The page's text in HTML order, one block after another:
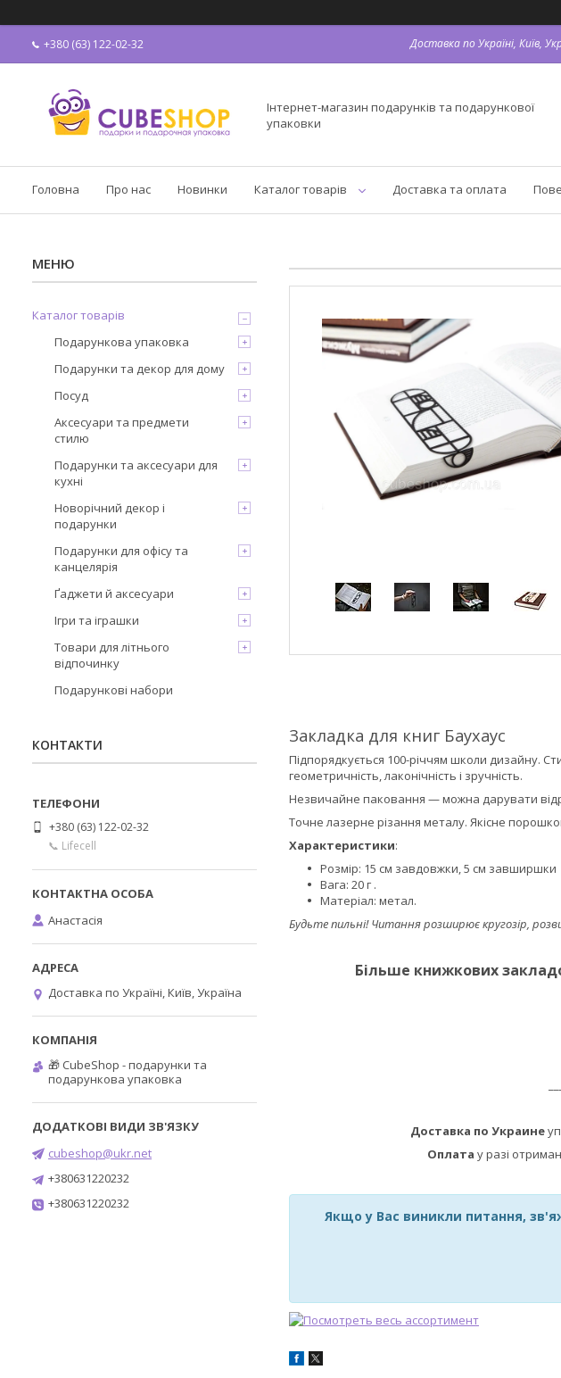
+380 (63) 122-02-32 Доставка по Україні, Київ,
Інтернет-магазин подарунків та подарункової
упаковки
Головна Про нас Новинки Каталог товарів Доставка та оплата
Закладка для книг Баухаус
Підпорядкується 100-річчям школи дизайну.
геометричність, лаконічність і зручність.
Незвичайне паковання — можна дарувати
Точне лазерне різання металу. Якісне
Характеристики:
Розмір: 15 см завдовжки, 5 см завширшки
Вага: 20 г .
Матеріал: метал.
Будьте пильні! Читання розширює кругозір,
Більше книжкових
Доставка по Украине
Оплата у разі
Якщо у Вас виникли питання,
Каталог товарів
Подарункова упаковка
Подарунки та декор для дому
Посуд
Аксесуари та предмети
стилю
Подарунки та аксесуари для
кухні
Новорічний декор і
подарунки
Подарунки для офісу та
канцелярія
Ґаджети й аксесуари
Ігри та іграшки
Товари для літнього
відпочинку
Подарункові набори
КОНТАКТИ
+380 (63) 122-02-32
📞 Lifecell
Анастасія
Доставка по Україні, Київ, Україна
🎁 CubeShop - подарунки та
подарункова упаковка
cubeshop@ukr.net
+380631220232
+380631220232